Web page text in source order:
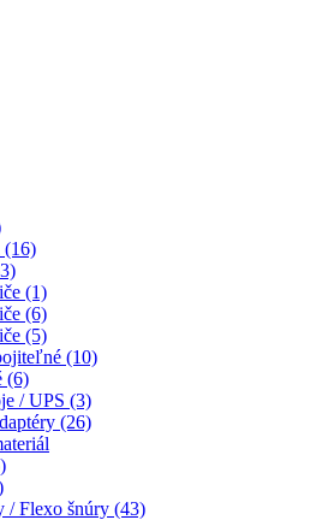
(1)
(6)
(5)
(10)
(6)
/ UPS (3)
(26)
/ Flexo šnúry (43)